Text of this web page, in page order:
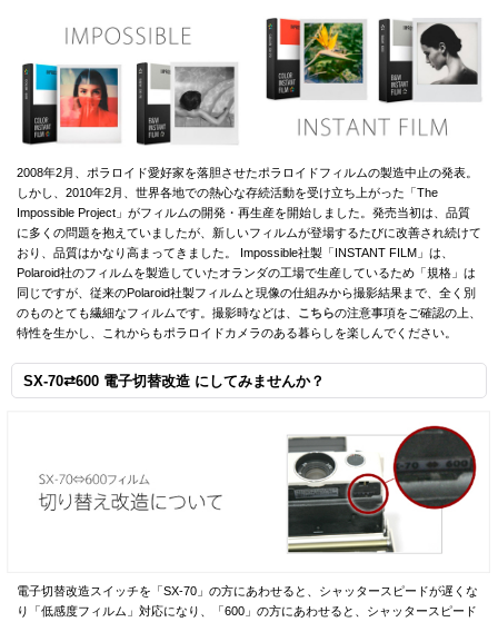
2008年2月、ポラロイド愛好家を落胆させたポラロイドフィルムの製造中止の発表。
しかし、2010年2月、世界各地での熱心な存続活動を受け立ち上がった「The
Impossible Project」がフィルムの開発・再生産を開始しました。発売当初は、品質
に多くの問題を抱えていましたが、新しいフィルムが登場するたびに改善され続けて
おり、品質はかなり高まってきました。 Impossible社製「INSTANT FILM」は、
Polaroid社のフィルムを製造していたオランダの工場で生産しているため「規格」は
同じですが、従来のPolaroid社製フィルムと現像の仕組みから撮影結果まで、全く別
のものとても繊細なフィルムです。撮影時などは、 こちらの注意事項をご確認の上、
特性を生かし、これからもポラロイドカメラのある暮らしを楽しんでください。
SX-70⇄600 電子切替改造 にしてみませんか？
電子切替改造スイッチを「SX-70」の方にあわせると、シャッタースピードが遅くな
り「低感度フィルム」対応になり、「600」の方にあわせると、シャッタースピード